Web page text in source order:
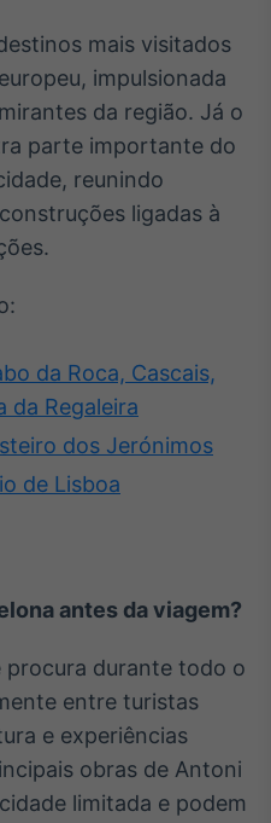
mais visitados
impulsionada
da região. Já o
parte importante do
reunindo
ligadas à
da Roca, Cascais,
da Regaleira
dos Jerónimos
de Lisboa
antes da viagem?
durante todo o
entre turistas
e experiências
obras de Antoni
limitada e podem